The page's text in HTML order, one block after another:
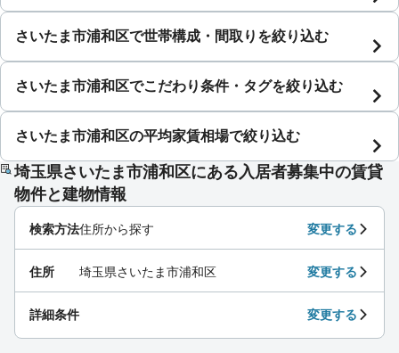
さいたま市浦和区で世帯構成・間取りを絞り込む
さいたま市浦和区でこだわり条件・タグを絞り込む
さいたま市浦和区の平均家賃相場で絞り込む
埼玉県さいたま市浦和区にある入居者募集中の賃貸
物件と建物情報
検索方法住所から探す 変更する
住所 埼玉県さいたま市浦和区 変更する
詳細条件 変更する